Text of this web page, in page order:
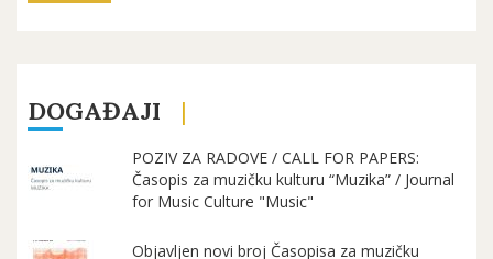
DOGAĐAJI
POZIV ZA RADOVE / CALL FOR PAPERS:
Časopis za muzičku kulturu “Muzika” / Journal
for Music Culture "Music"
Objavljen novi broj Časopisa za muzičku